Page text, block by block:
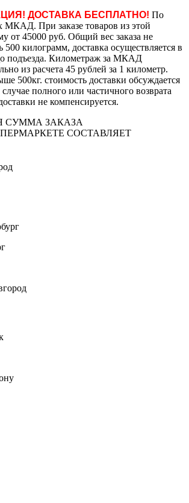
ДОСТАВКА БЕСПЛАТНО! По
МКАД. При заказе товаров из этой
от 45000 руб. Общий вес заказа не
килограмм, доставка осуществляется в
подъезда. Километраж за МКАД
из расчета 45 рублей за 1 километр.
500кг. стоимость доставки обсуждается
полного или частичного возврата
не компенсируется.
ЗАКАЗА
СОСТАВЛЯЕТ